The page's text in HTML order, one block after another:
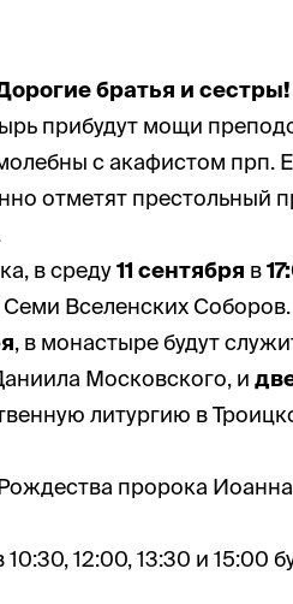
братья и сестры!
прибудут мощи
с акафистом
отметят престольный
в среду11 сентября в
Вселенских Соборов.
, в монастыре будут
Московского, и
литургию в
пророка
10:30, 12:00, 13:30 и 15:00